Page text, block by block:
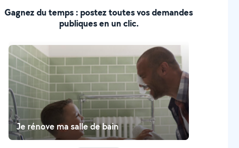
Gagnez du temps : postez toutes vos demandes
publiques en un clic.
Je rénove ma salle de bain